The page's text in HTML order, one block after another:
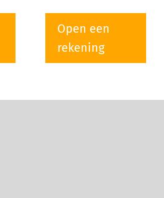
Open een
rekening